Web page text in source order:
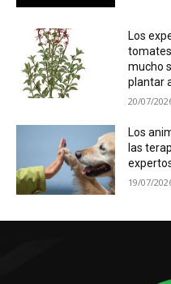
Los
mucho
plantar
20/07/
Los
las
19/07/